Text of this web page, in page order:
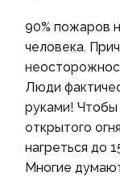
90% пожаров
человека.
Люди
руками! Чтобы
открытого
нагреться до
Многие